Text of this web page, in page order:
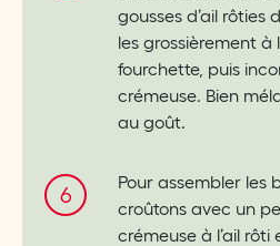
gousses d’ail rôties
les grossièrement à
fourchette, puis
crémeuse. Bien
au goût.
Pour assembler les
croûtons avec un
crémeuse à l’ail